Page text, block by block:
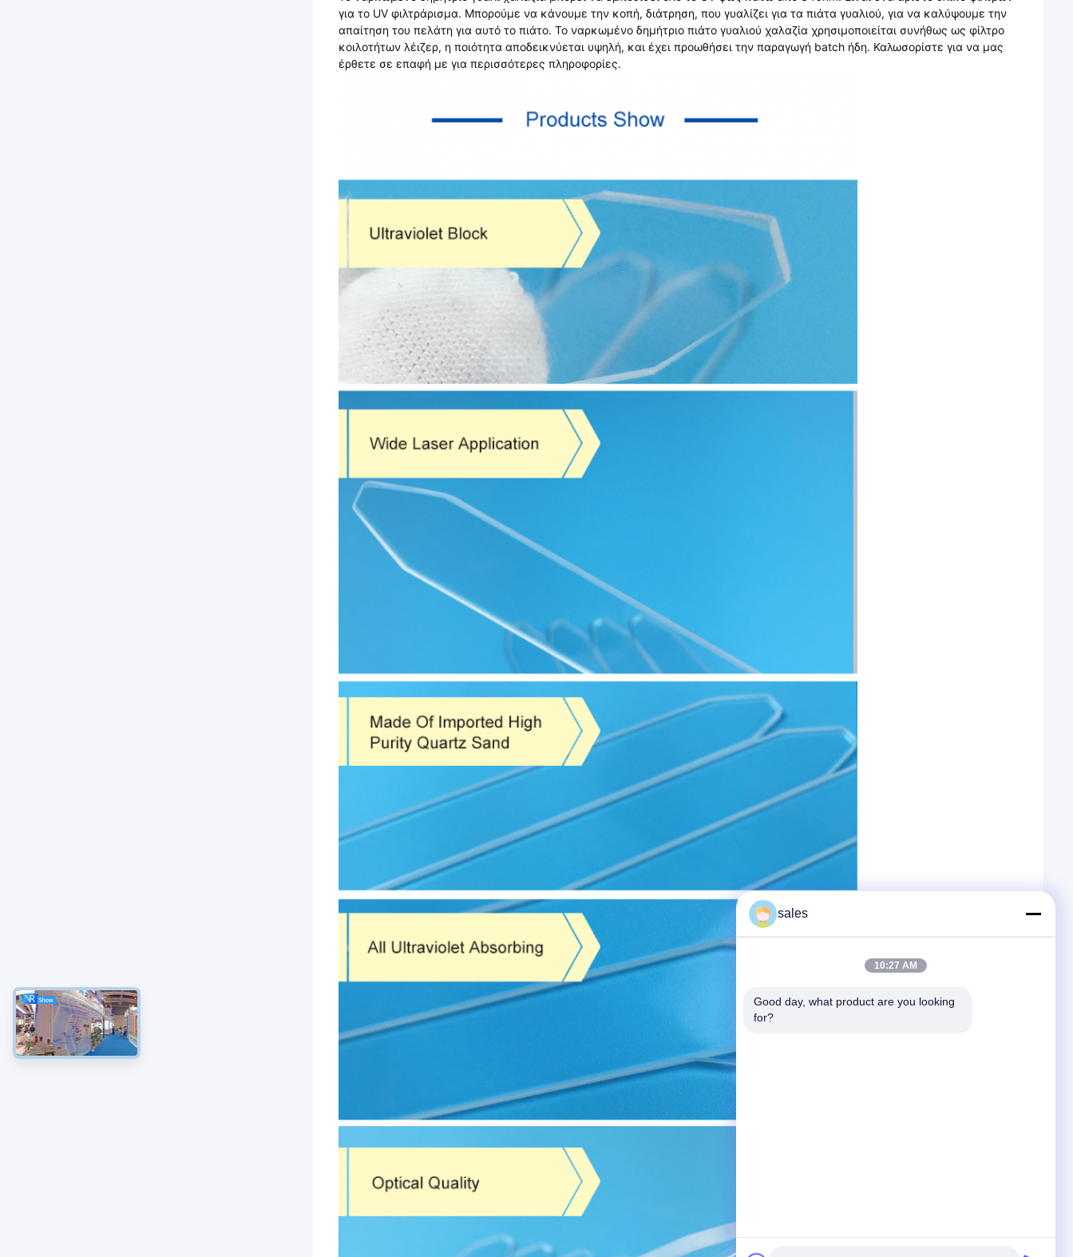
για το UV φιλτράρισμα. Μπορούμε να κάνουμε την κοπή, διάτρηση, που γυαλίζει για τα πιάτα γυαλιού, για να καλύψουμε την
απαίτηση του πελάτη για αυτό το πιάτο. Το ναρκωμένο δημήτριο πιάτο γυαλιού χαλαζία χρησιμοποιείται συνήθως ως φίλτρο
κοιλοτήτων λέιζερ, η ποιότητα αποδεικνύεται υψηλή, και έχει προωθήσει την παραγωγή batch ήδη. Καλωσορίστε για να μας
έρθετε σε επαφή με για περισσότερες πληροφορίες.
sales
10:27 AM
Good day, what product are you looking
for?